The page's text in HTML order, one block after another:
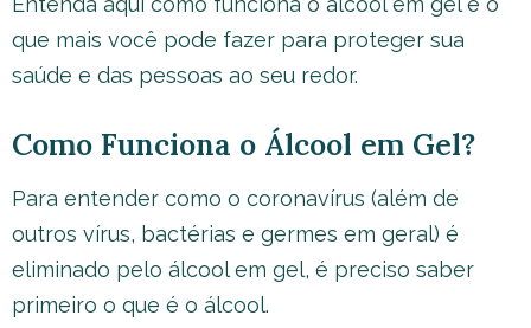
que mais você pode fazer para proteger sua
saúde e das pessoas ao seu redor.
Como Funciona o Álcool em Gel?
Para entender como o coronavírus (além de
outros vírus, bactérias e germes em geral) é
eliminado pelo álcool em gel, é preciso saber
primeiro o que é o álcool.